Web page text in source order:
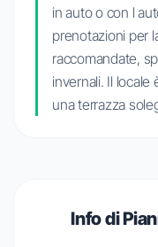
in auto o con l
prenotazioni per
raccomandate,
invernali. Il
una terrazza
Info di